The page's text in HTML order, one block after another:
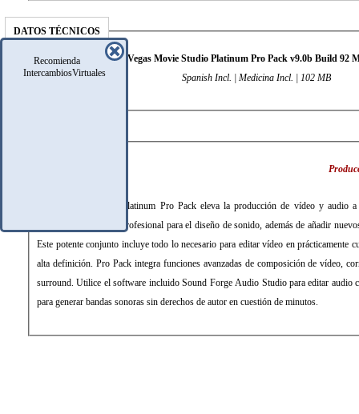
Recomienda
IntercambiosVirtuales
DATOS TÉCNICOS
Sony Vegas Movie Studio Platinum Pro Pack v9.0b Build 92
Spanish Incl. | Medicina Incl. | 102 MB
Vegas Movie Studio Platinum Pro Pack eleva la producción de vídeo y audio
herramientas de nivel profesional para el diseño de sonido, además de añadir
Este potente conjunto incluye todo lo necesario para editar vídeo en prácticamente
alta definición. Pro Pack integra funciones avanzadas de composición de vídeo,
surround. Utilice el software incluido Sound Forge Audio Studio para editar audio
para generar bandas sonoras sin derechos de autor en cuestión de minutos.